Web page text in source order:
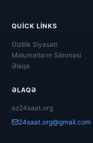
QUICK LINKS
Gizlilik Siyasəti
Məlumatların Silinməsi
Əlaqə
ƏLAQƏ
az24saat.org
24saat.org@gmail.com